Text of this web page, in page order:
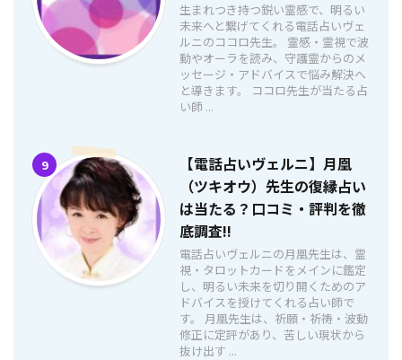
生まれつき持つ鋭い霊感で、明るい
未来へと繋げてくれる電話占いヴェ
ルニのココロ先生。 霊感・霊視で波
動やオーラを読み、守護霊からのメ
ッセージ・アドバイスで悩み解決へ
と導きます。 ココロ先生が当たる占
い師 ...
9
【電話占いヴェルニ】月凰
（ツキオウ）先生の復縁占い
は当たる？口コミ・評判を徹
底調査!!
電話占いヴェルニの月凰先生は、霊
視・タロットカードをメインに鑑定
し、明るい未来を切り開くためのア
ドバイスを授けてくれる占い師で
す。 月凰先生は、祈願・祈祷・波動
修正に定評があり、苦しい現状から
抜け出す ...